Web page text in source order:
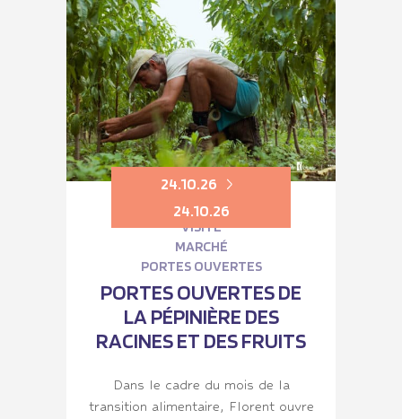
24.10.26
24.10.26
VISITE
MARCHÉ
PORTES OUVERTES
PORTES OUVERTES DE
LA PÉPINIÈRE DES
RACINES ET DES FRUITS
Dans le cadre du mois de la
transition alimentaire, Florent ouvre